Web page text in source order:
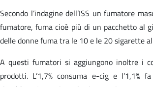
Secondo l’indagine dell’ISS un fumatore
fumatore, fuma cioè più di un pacchetto al
delle donne fuma tra le 10 e le 20 sigarette
A questi fumatori si aggiungono inoltre i
prodotti. L’1,7% consuma e-cig e l’1,1%